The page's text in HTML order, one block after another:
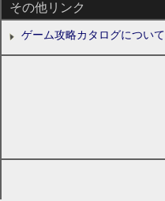
その他リンク
ゲーム攻略カタログについて